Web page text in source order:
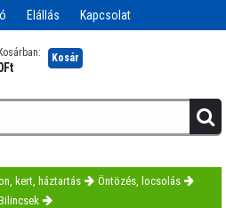
Elállás Kapcsolat
Kosárban:
Ft
Kosár
kert, háztartás
Öntözés, locsolás